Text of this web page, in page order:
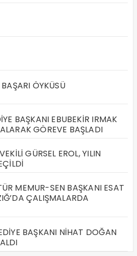
ÖYKÜSÜ
BAŞKANI EBUBEKİR IRMAK
GÖREVE BAŞLADI
GÜRSEL EROL, YILIN
MEMUR-SEN BAŞKANI ESAT
ÇALIŞMALARDA
BAŞKANI NİHAT DOĞAN